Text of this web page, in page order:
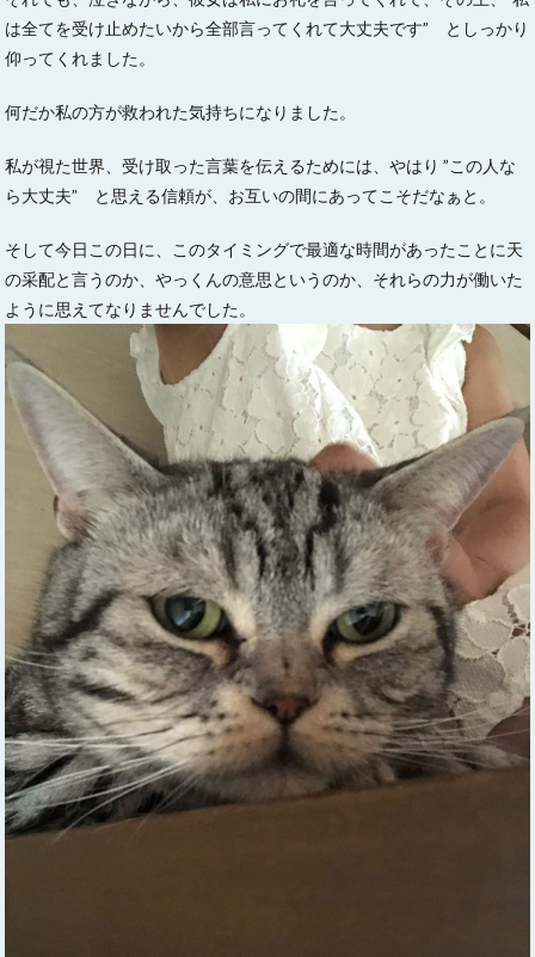
は全てを受け止めたいから全部言ってくれて大丈夫です” としっかり
仰ってくれました。
何だか私の方が救われた気持ちになりました。
私が視た世界、受け取った言葉を伝えるためには、やはり ”この人な
ら大丈夫” と思える信頼が、お互いの間にあってこそだなぁと。
そして今日この日に、このタイミングで最適な時間があったことに天
の采配と言うのか、やっくんの意思というのか、それらの力が働いた
ように思えてなりませんでした。